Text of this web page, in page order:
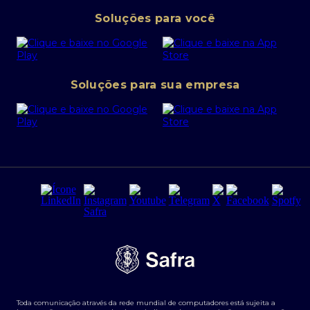
Canal de denúncias
Política de Segurança Cibernética
Portal da Privacidade
PRSAC
Regras e Parâmetros de Atuação Banco Safra
Segurança da Informação
Tarifas e serviços Pessoa Física
Transparência de remuneração
Abra sua conta PJ
SafraPay
Cartão Safra Empresas
Empréstimo e financiamentos PJ
Derivativos
Agronegócios
Soluções para você
Soluções para sua empresa
Toda comunicação através da rede mundial de computadores está sujeita a